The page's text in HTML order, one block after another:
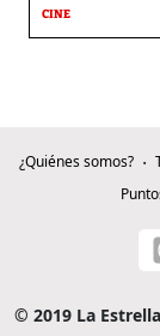
CINE
¿Quiénes somos?
© 2019 La